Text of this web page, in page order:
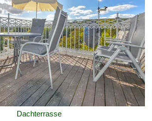
Dachterrasse